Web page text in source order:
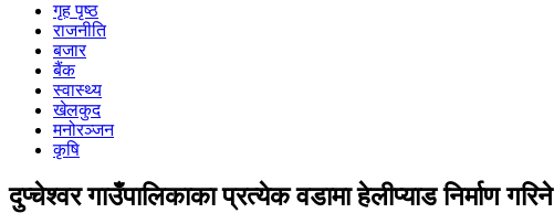
गृह पृष्ठ
राजनीति
बजार
बैंक
स्वास्थ्य
खेलकुद
मनोरञ्जन
कृषि
दुप्चेश्वर गाउँपालिकाका प्रत्येक वडामा हेलीप्याड निर्माण गरिने